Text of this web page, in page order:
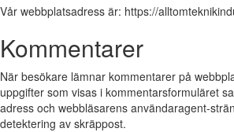
Vår webbplatsadress är: https://
Kommentarer
När besökare lämnar kommentarer på
uppgifter som visas i kommentarsformuläret
adress och webbläsarens användaragent-
detektering av skräppost.